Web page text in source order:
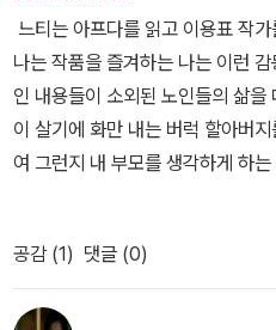
인 정서가 통하기 때문이다. 작가
은 동화집 '태진아 팬클럽 회장님'
의 노인 문제를 이해와 사랑이라는
처럼 화려한 노후가 아름답게 펼쳐
온 할머니가 치매에 걸리는데 자식
데... [수제비]는 자식들이 모두 멀
외로운 할머니는 전화벨이 울리는
들어봅니다. 그리고 할머니는 옛날
끓여 먹던 수제비를 한 솥 끓이게
에서 노인들이 행복한 노년을 보
서 마음이 씁쓸합니다. 옛날에는 집
분들의 삶의 지혜와 가르침을 감사
귀찮고 보기 싫은 존재로 여기는 일
아버지...... 목소리도 우렁차서 동
모습은 어디로 가고 이제는 늙고
나온 손을 내게 내미실 땐 좀 더 자
자책했었다. 첫 번째 이야기인 <
유달리 나의 친정아버지 생각을 많
아버지의 고함소리가 유난히 커서
려했던 기억이 있다. 정이 많으신
하시지만 아이들은 호랑이 같은 아
다. 버럭할배 또한 고함쟁이다. 하
느티는 아프다를 읽고 이용표 작
나는 작품을 즐겨하는 나는 이런
인 내용들이 소외된 노인들의 삶
이 살기에 화만 내는 버럭 할아버
여 그런지 내 부모를 생각하게 하
럭 내지만 속마음은 따뜻한 마음의
는 할아버지의 틀니가 악어처럼 보
려와 약을 발라주는 할배의 모습
공감 (1) 댓글 (0)